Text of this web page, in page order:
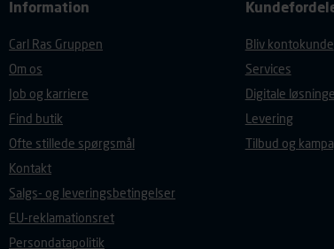
Information
Carl Ras Gruppen
Om os
Job og karriere
Find butik
Ofte stillede spørgsmål
Kontakt
Salgs- og leveringsbetingelser
EU-reklamationsret
Persondatapolitik
Bliv kontokunde
Services
Digitale
Levering
Tilbud og